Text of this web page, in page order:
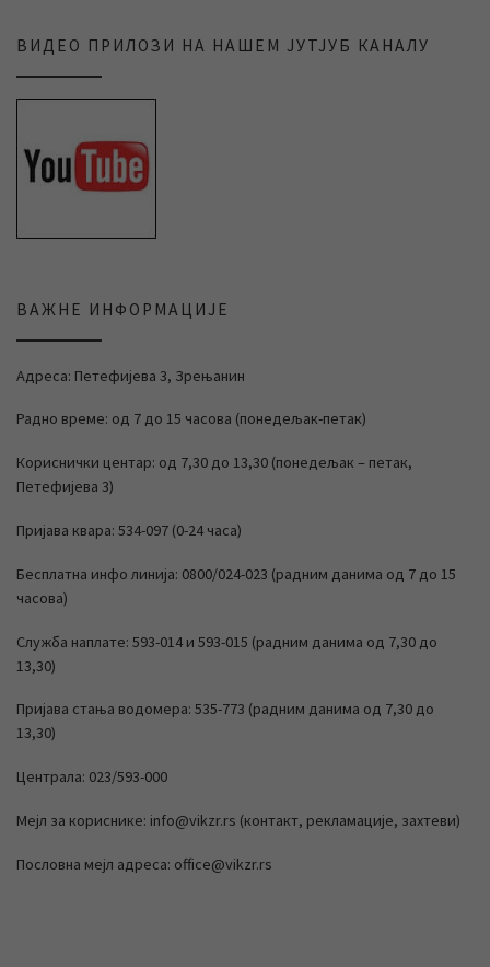
ВИДЕО ПРИЛОЗИ НА НАШЕМ ЈУТЈУБ КАНАЛУ
ВАЖНЕ ИНФОРМАЦИЈЕ
Адреса: Петефијева 3, Зрењанин
Радно време: од 7 до 15 часова (понедељак-петак)
Кориснички центар: од 7,30 до 13,30 (понедељак – петак,
Петефијева 3)
Пријава квара: 534-097 (0-24 часа)
Бесплатна инфо линија: 0800/024-023 (радним данима од 7 до 15
часова)
Служба наплате: 593-014 и 593-015 (радним данима од 7,30 до
13,30)
Пријава стања водомера: 535-773 (радним данима од 7,30 до
13,30)
Централа: 023/593-000
Мејл за кориснике: info@vikzr.rs (контакт, рекламације, захтеви)
Пословна мејл адреса: office@vikzr.rs